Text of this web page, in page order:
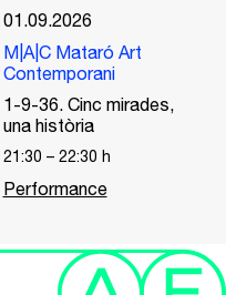
01.09.2026
M|A|C Mataró Art
Contemporani
1-9-36. Cinc mirades,
una història
21:30 – 22:30 h
Performance